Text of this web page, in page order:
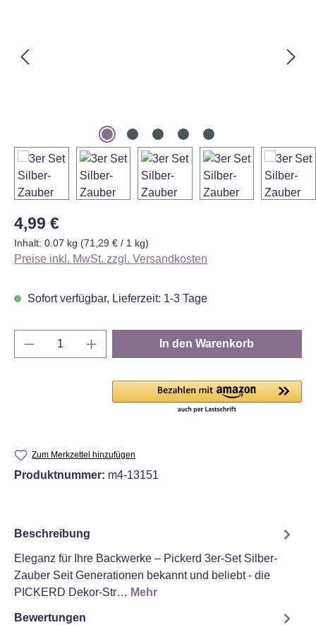
Regulärer Preis:
4,99 €
Inhalt: 0.07 kg (71,29 € / 1 kg)
Preise inkl. MwSt. zzgl. Versandkosten
Sofort verfügbar, Lieferzeit: 1-3 Tage
Produkt Anzahl: Gib den gewünschten
In den Warenkorb
Zum Merkzettel hinzufügen
Produktnummer: m4-13151
Beschreibung
Eleganz für Ihre Backwerke – Pickerd 3er-Set Silber-
Zauber Seit Generationen bekannt und beliebt - die
PICKERD Dekor-Str… Mehr
Bewertungen